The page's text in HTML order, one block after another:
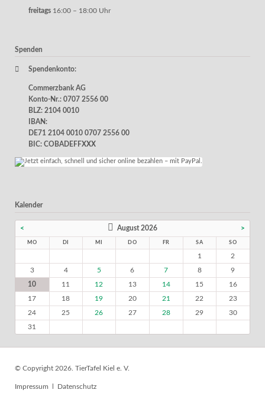
freitags 16:00 – 18:00 Uhr
Spenden
Spendenkonto:
Commerzbank AG
Konto-Nr.: 0707 2556 00
BLZ: 2104 0010
IBAN:
DE71 2104 0010 0707 2556 00
BIC: COBADEFFXXX
Kalender
< August 2026 >
MO DI MI DO FR SA SO
1
2
3
4 5 6 7 8
9
10
11 12 13 14 15
16
17
18 19 20 21 22
23
24
25 26 27 28 29
30
31
© Copyright 2026. TierTafel Kiel e. V.
Navigation
Impressum Datenschutz